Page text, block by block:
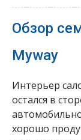
Обзор
Myway
Интерьер
остался в
хорошо